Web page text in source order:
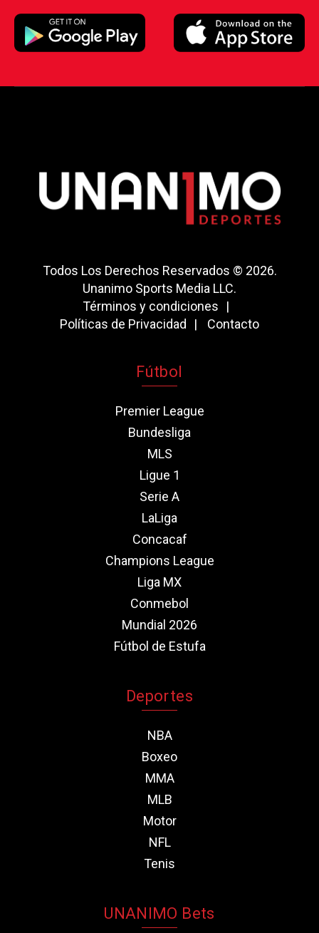
Todos Los Derechos Reservados © 2026.
Unanimo Sports Media LLC.
Términos y condiciones
Políticas de Privacidad
Contacto
Fútbol
Premier League
Bundesliga
MLS
Ligue 1
Serie A
LaLiga
Concacaf
Champions League
Liga MX
Conmebol
Mundial 2026
Fútbol de Estufa
Deportes
NBA
Boxeo
MMA
MLB
Motor
NFL
Tenis
UNANIMO Bets